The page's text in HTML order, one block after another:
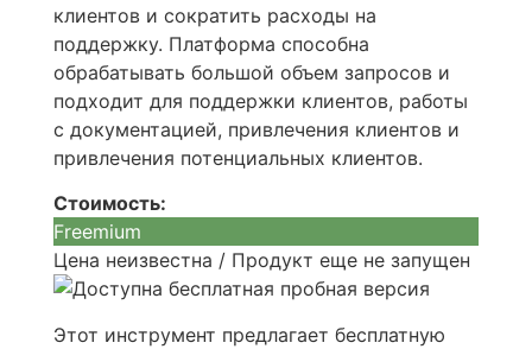
клиентов и сократить расходы на
поддержку. Платформа способна
обрабатывать большой объем запросов и
подходит для поддержки клиентов, работы
с документацией, привлечения клиентов и
привлечения потенциальных клиентов.
Стоимость:
Freemium
Цена неизвестна / Продукт еще не запущен
Этот инструмент предлагает бесплатную